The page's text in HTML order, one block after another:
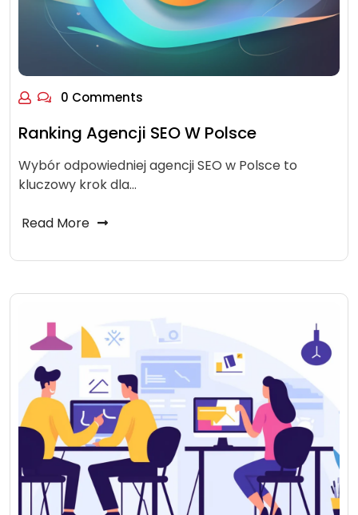
0 Comments
Ranking Agencji SEO W Polsce
Wybór odpowiedniej agencji SEO w Polsce to
kluczowy krok dla…
Read More